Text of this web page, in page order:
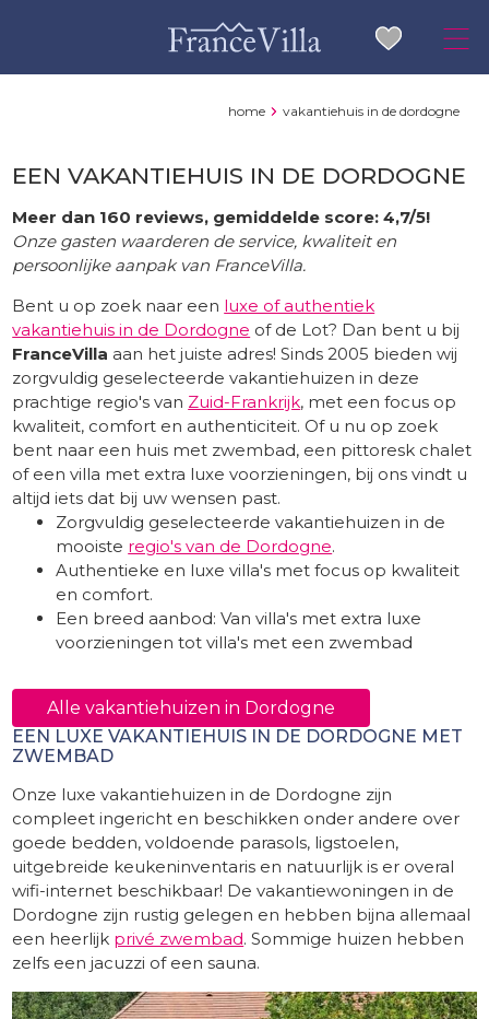
home vakantiehuis in de dordogne
EEN VAKANTIEHUIS IN DE DORDOGNE
Meer dan 160 reviews, gemiddelde score: 4,7/5!
Onze gasten waarderen de service, kwaliteit en
persoonlijke aanpak van FranceVilla.
Bent u op zoek naar een luxe of authentiek
vakantiehuis in de Dordogne of de Lot? Dan bent u bij
FranceVilla aan het juiste adres! Sinds 2005 bieden wij
zorgvuldig geselecteerde vakantiehuizen in deze
prachtige regio's van Zuid-Frankrijk, met een focus op
kwaliteit, comfort en authenticiteit. Of u nu op zoek
bent naar een huis met zwembad, een pittoresk chalet
of een villa met extra luxe voorzieningen, bij ons vindt u
altijd iets dat bij uw wensen past.
Zorgvuldig geselecteerde vakantiehuizen in de
mooiste regio's van de Dordogne.
Authentieke en luxe villa's met focus op kwaliteit
en comfort.
Een breed aanbod: Van villa's met extra luxe
voorzieningen tot villa's met een zwembad
Alle vakantiehuizen in Dordogne
EEN LUXE VAKANTIEHUIS IN DE DORDOGNE MET
ZWEMBAD
Onze luxe vakantiehuizen in de Dordogne zijn
compleet ingericht en beschikken onder andere over
goede bedden, voldoende parasols, ligstoelen,
uitgebreide keukeninventaris en natuurlijk is er overal
wifi-internet beschikbaar! De vakantiewoningen in de
Dordogne zijn rustig gelegen en hebben bijna allemaal
een heerlijk privé zwembad. Sommige huizen hebben
zelfs een jacuzzi of een sauna.